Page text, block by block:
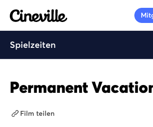
Cineville Logo
Spielzeiten
Permanent
Film teilen